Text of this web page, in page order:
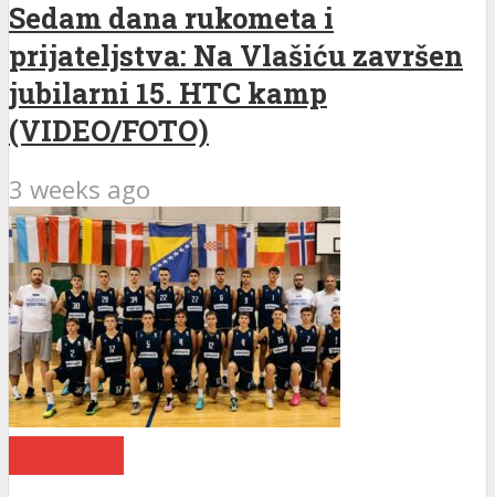
Sedam dana rukometa i
prijateljstva: Na Vlašiću završen
jubilarni 15. HTC kamp
(VIDEO/FOTO)
3 weeks ago